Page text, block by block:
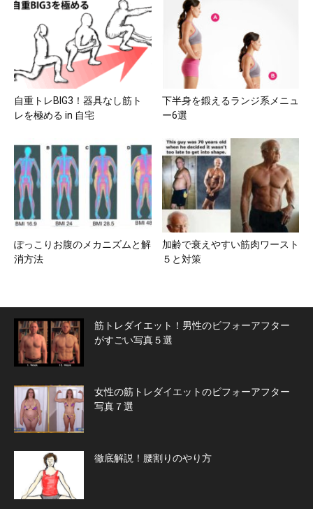
自重トレBIG3！器具なし筋ト
レを極める in 自宅
下半身を鍛えるランジ系メニュ
ー6選
ぽっこりお腹のメカニズムと解
消方法
加齢で衰えやすい筋肉ワースト
５と対策
筋トレダイエット！男性のビフォーアフター
がすごい写真５選
女性の筋トレダイエットのビフォーアフター
写真７選
徹底解説！腰割りのやり方